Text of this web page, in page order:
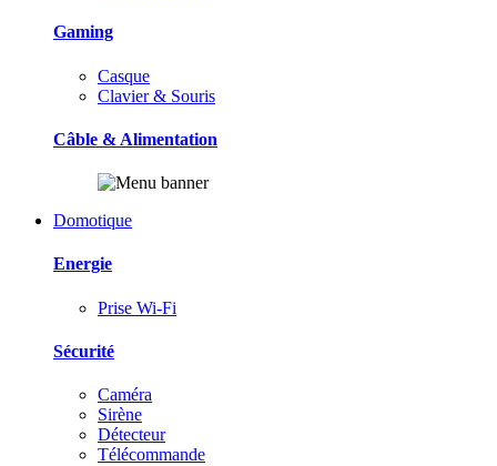
Gaming
Casque
Clavier & Souris
Câble & Alimentation
Domotique
Energie
Prise Wi-Fi
Sécurité
Caméra
Sirène
Détecteur
Télécommande